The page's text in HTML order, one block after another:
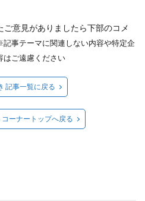
意見がありましたら下部のコメ
事テーマに関連しない内容や特定企
はご遠慮ください
記事一覧に戻る
ーナートップへ戻る